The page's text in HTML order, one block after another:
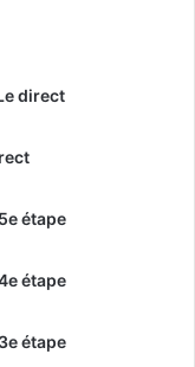
direct
étape
étape
étape